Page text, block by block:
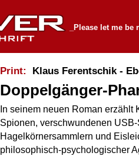
_Please let me
Print: Klaus Ferentschik -
Doppelgänger-
In seinem neuen Roman erzählt
Spionen, verschwundenen
Hagelkörnersammlern und
philosophisch-psychologischer